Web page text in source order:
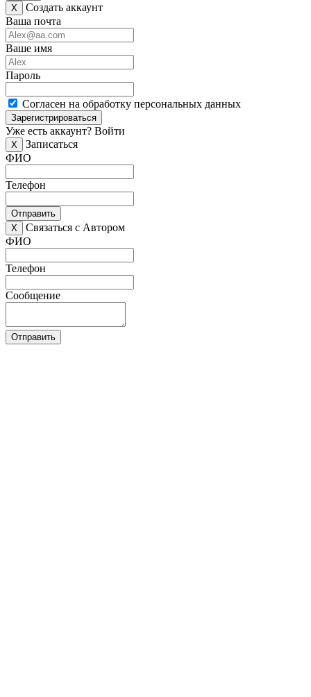
X
Создать аккаунт
Ваша почта
Ваше имя
Пароль
Согласен на обработку персональных данных
Зарегистрироваться
Уже есть аккаунт? Войти
X
Записаться
ФИО
Телефон
Отправить
X
Связаться с Автором
ФИО
Телефон
Сообщение
Отправить